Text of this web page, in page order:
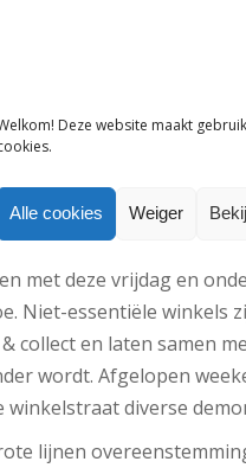
Deze website maakt
Alle cookies Weiger
kabinet vrijdag
zaterdag weer
aan deNOS. Ook
mag weer. Verder
en cultuursector blijven
met deze vrijdag en
Niet-essentiële winkels
collect en laten samen
wordt. Afgelopen
winkelstraat diverse
lijnen